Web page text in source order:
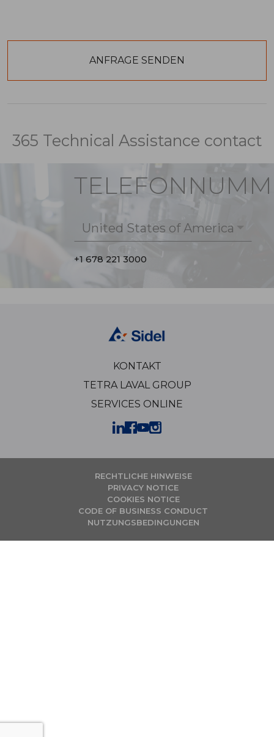
365 Technical Assistance contact
United States of America
+1 678 221 3000
KONTAKT
TETRA LAVAL GROUP
SERVICES ONLINE
RECHTLICHE HINWEISE
PRIVACY NOTICE
COOKIES NOTICE
CODE OF BUSINESS CONDUCT
NUTZUNGSBEDINGUNGEN